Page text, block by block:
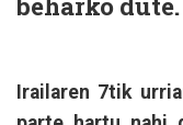
Irailaren 7tik